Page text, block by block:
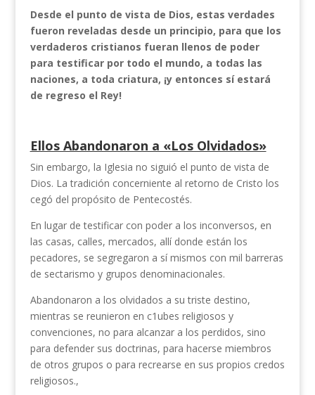
Desde el punto de vista de Dios, estas verdades
fueron reveladas desde un principio, para que los
verdaderos cristianos fueran llenos de poder
para testificar por todo el mundo, a todas las
naciones, a toda criatura, ¡y entonces sí estará
de regreso el Rey!
Ellos Abandonaron a «Los Olvidados»
Sin embargo, la Iglesia no siguió el punto de vista de
Dios. La tradición concerniente al retorno de Cristo los
cegó del propósito de Pentecostés.
En lugar de testificar con poder a los inconversos, en
las casas, calles, mercados, allí donde están los
pecadores, se segregaron a sí mismos con mil barreras
de sectarismo y grupos denominacionales.
Abandonaron a los olvidados a su triste destino,
mientras se reunieron en c1ubes religiosos y
convenciones, no para alcanzar a los perdidos, sino
para defender sus doctrinas, para hacerse miembros
de otros grupos o para recrearse en sus propios credos
religiosos.,